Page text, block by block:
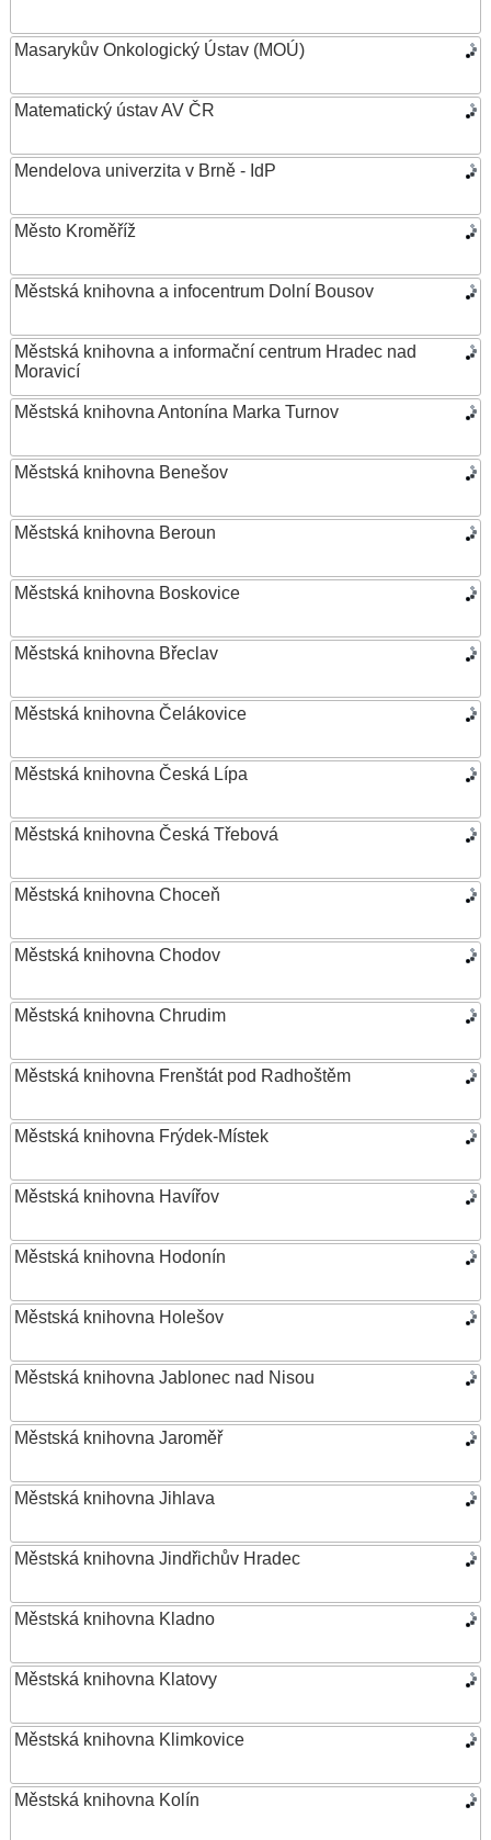
Masarykův Onkologický Ústav (MOÚ)
Matematický ústav AV ČR
Mendelova univerzita v Brně - IdP
Město Kroměříž
Městská knihovna a infocentrum Dolní Bousov
Městská knihovna a informační centrum Hradec nad
Moravicí
Městská knihovna Antonína Marka Turnov
Městská knihovna Benešov
Městská knihovna Beroun
Městská knihovna Boskovice
Městská knihovna Břeclav
Městská knihovna Čelákovice
Městská knihovna Česká Lípa
Městská knihovna Česká Třebová
Městská knihovna Choceň
Městská knihovna Chodov
Městská knihovna Chrudim
Městská knihovna Frenštát pod Radhoštěm
Městská knihovna Frýdek-Místek
Městská knihovna Havířov
Městská knihovna Hodonín
Městská knihovna Holešov
Městská knihovna Jablonec nad Nisou
Městská knihovna Jaroměř
Městská knihovna Jihlava
Městská knihovna Jindřichův Hradec
Městská knihovna Kladno
Městská knihovna Klatovy
Městská knihovna Klimkovice
Městská knihovna Kolín